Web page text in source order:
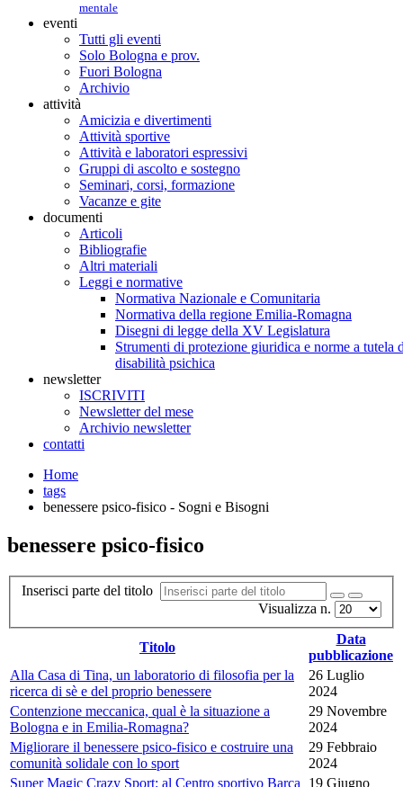
mentale
eventi
Tutti gli eventi
Solo Bologna e prov.
Fuori Bologna
Archivio
attività
Amicizia e divertimenti
Attività sportive
Attività e laboratori espressivi
Gruppi di ascolto e sostegno
Seminari, corsi, formazione
Vacanze e gite
documenti
Articoli
Bibliografie
Altri materiali
Leggi e normative
Normativa Nazionale e Comunitaria
Normativa della regione Emilia-Romagna
Disegni di legge della XV Legislatura
Strumenti di protezione giuridica e norme a tutela
disabilità psichica
newsletter
ISCRIVITI
Newsletter del mese
Archivio newsletter
contatti
Home
tags
benessere psico-fisico - Sogni e Bisogni
benessere psico-fisico
Inserisci parte del titolo
Visualizza n.
Titolo
Data
pubblicazione
Alla Casa di Tina, un laboratorio di filosofia per la
ricerca di sè e del proprio benessere
26 Luglio
2024
Contenzione meccanica, qual è la situazione a
Bologna e in Emilia-Romagna?
29 Novembre
2024
Migliorare il benessere psico-fisico e costruire una
comunità solidale con lo sport
29 Febbraio
2024
Super Magic Crazy Sport: al Centro sportivo Barca
19 Giugno